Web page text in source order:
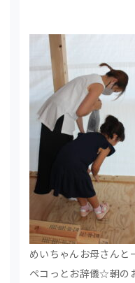
めいちゃんお母さんと
ペコっとお辞儀☆朝の